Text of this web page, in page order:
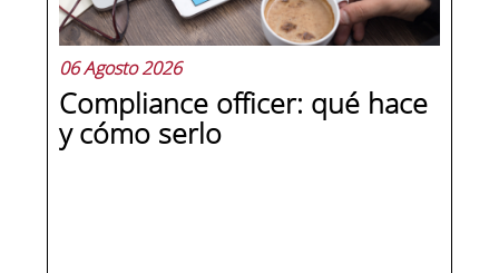
06 Agosto 2026
Compliance officer: qué hace
y cómo serlo